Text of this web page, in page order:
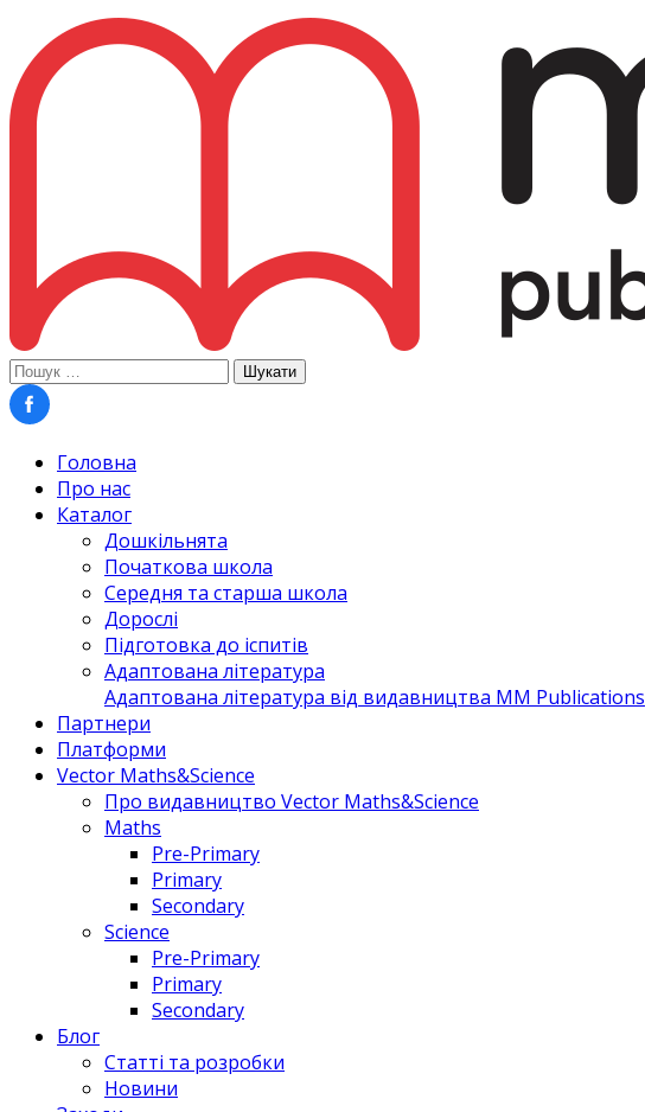
Пошук:
Головна
Про нас
Каталог
Дошкільнята
Початкова школа
Середня та старша школа
Дорослі
Підготовка до іспитів
Адаптована література
Адаптована література від видавництва MM Publications
Партнери
Платформи
Vector Maths&Science
Про видавництво Vector Maths&Science
Maths
Pre-Primary
Primary
Secondary
Science
Pre-Primary
Primary
Secondary
Блог
Статті та розробки
Новини